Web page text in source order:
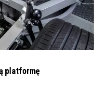
platformę